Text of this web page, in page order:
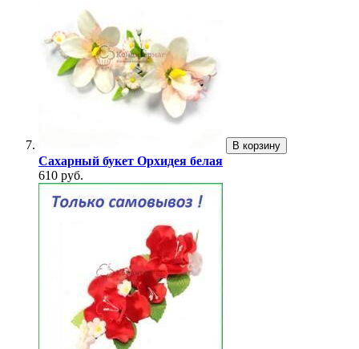
В корзину
Сахарный букет Орхидея белая
610 руб.